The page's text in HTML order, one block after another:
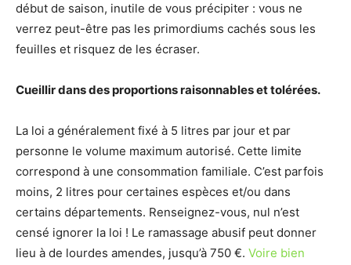
début de saison, inutile de vous précipiter : vous ne
verrez peut-être pas les primordiums cachés sous les
feuilles et risquez de les écraser.
Cueillir dans des proportions raisonnables et tolérées.
La loi a généralement fixé à 5 litres par jour et par
personne le volume maximum autorisé. Cette limite
correspond à une consommation familiale. C’est parfois
moins, 2 litres pour certaines espèces et/ou dans
certains départements. Renseignez-vous, nul n’est
censé ignorer la loi ! Le ramassage abusif peut donner
lieu à de lourdes amendes, jusqu’à 750 €. Voire bien